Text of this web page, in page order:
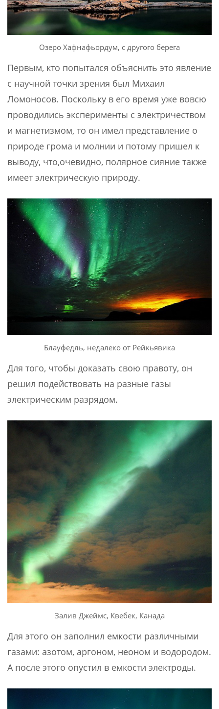
Озеро Хафнафьордум, с другого берега
Первым, кто попытался объяснить это явление
с научной точки зрения был Михаил
Ломоносов. Поскольку в его время уже вовсю
проводились эксперименты с электричеством
и магнетизмом, то он имел представление о
природе грома и молнии и потому пришел к
выводу, что,очевидно, полярное сияние также
имеет электрическую природу.
Блауфедль, недалеко от Рейкьявика
Для того, чтобы доказать свою правоту, он
решил подействовать на разные газы
электрическим разрядом.
Залив Джеймс, Квебек, Канада
Для этого он заполнил емкости различными
газами: азотом, аргоном, неоном и водородом.
А после этого опустил в емкости электроды.